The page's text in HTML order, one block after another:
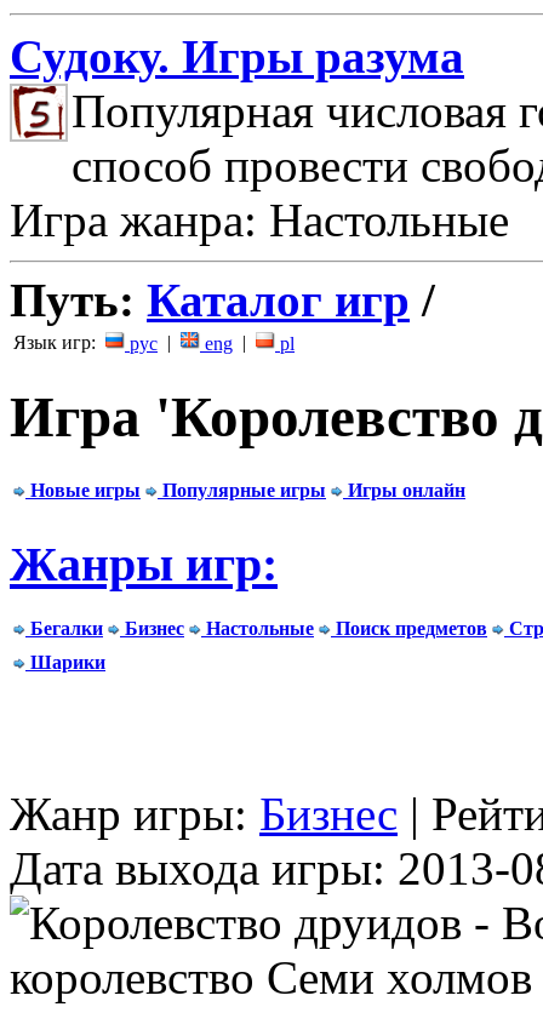
Судоку. Игры разума
Популярная числовая
способ провести
Игра жанра: Настольные
Путь: Каталог игр /
Язык игр: рус | eng | pl
Игра 'Королевство
Новые игры Популярные игры Игры онлайн
Жанры игр:
Бегалки Бизнес Настольные Поиск предметов
Шарики
Жанр игры: Бизнес |
Дата выхода игры: 2013-